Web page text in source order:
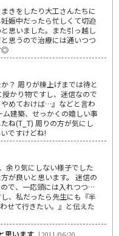
きをしたり大工さんたちに
娠中だったら忙しくて切迫
思いました。また引っ越し
思うので治療には通いつつ
◎
？ 周りが棟上げまでは待と
かり物ですし、迷信なので
めておけば…』などと言わ
建築、せっかくの嬉しい事
ね(T_T) 周りの方が気にし
ですけどね!
余り気にしない様子でした
が良いと思います。 迷信の
で、一応頭には入れつつ…
、私だったら先生にも『半
せて行きたい。』と伝えた
思います